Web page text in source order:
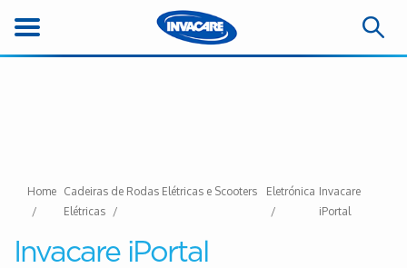
Home Cadeiras de Rodas Elétricas e Scooters
Elétricas
Eletrónica Invacare
iPortal
Invacare iPortal